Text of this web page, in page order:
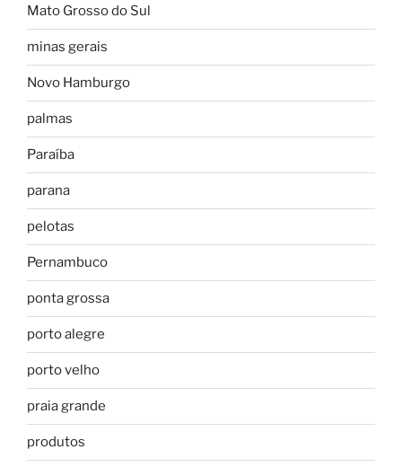
Mato Grosso do Sul
minas gerais
Novo Hamburgo
palmas
Paraíba
parana
pelotas
Pernambuco
ponta grossa
porto alegre
porto velho
praia grande
produtos